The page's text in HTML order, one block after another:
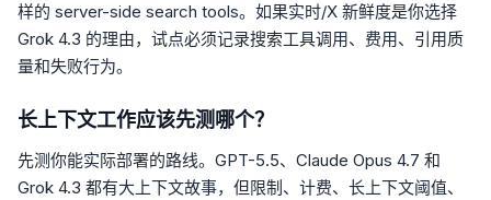
样的 server-side search tools。如果实时/X 新鲜度是你选择
Grok 4.3 的理由，试点必须记录搜索工具调用、费用、引用质
量和失败行为。
长上下文工作应该先测哪个？
先测你能实际部署的路线。GPT-5.5、Claude Opus 4.7 和
Grok 4.3 都有大上下文故事，但限制、计费、长上下文阈值、